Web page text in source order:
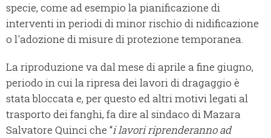
specie, come ad esempio la pianificazione di
interventi in periodi di minor rischio di nidificazione
o l'adozione di misure di protezione temporanea.
La riproduzione va dal mese di aprile a fine giugno,
periodo in cui la ripresa dei lavori di dragaggio è
stata bloccata e, per questo ed altri motivi legati al
trasporto dei fanghi, fa dire al sindaco di Mazara
Salvatore Quinci che “i lavori riprenderanno ad